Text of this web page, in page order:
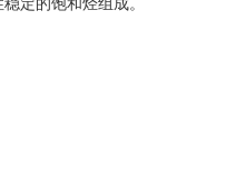
定的饱和烃组成。